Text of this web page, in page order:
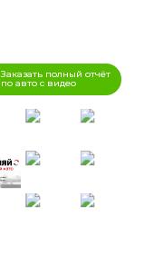
Заказать полный отчёт
по авто с видео